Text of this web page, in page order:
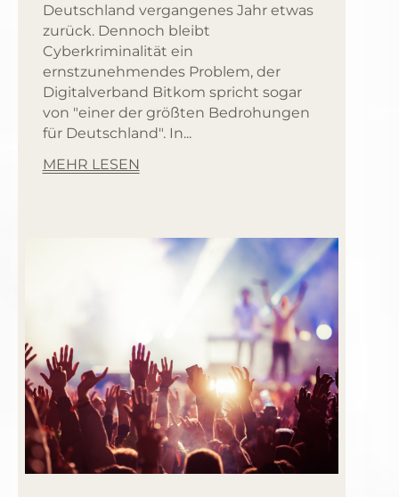
Deutschland vergangenes Jahr etwas
zurück. Dennoch bleibt
Cyberkriminalität ein
ernstzunehmendes Problem, der
Digitalverband Bitkom spricht sogar
von "einer der größten Bedrohungen
für Deutschland". In...
MEHR LESEN